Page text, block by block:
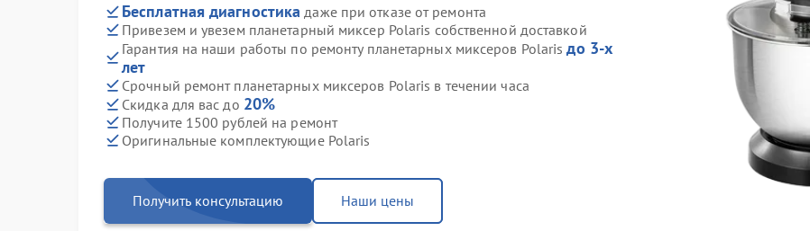
Бесплатная диагностика даже при отказе от ремонта
Привезем и увезем планетарный миксер Polaris собственной доставкой
Гарантия на наши работы по ремонту планетарных миксеров Polarisдо 3-х
лет
Срочный ремонт планетарных миксеров Polaris в течении часа
Скидка для вас до 20%
Получите 1500 рублей на ремонт
Оригинальные комплектующие Polaris
Получить консультацию Наши цены